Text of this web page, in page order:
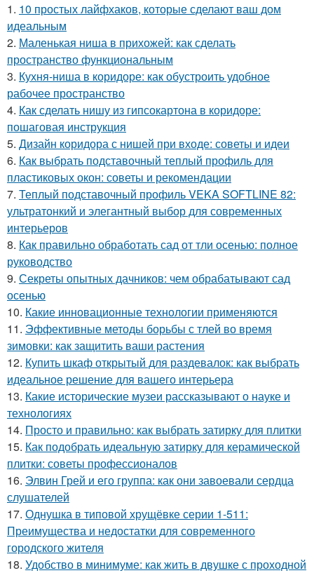
1. 10 простых лайфхаков, которые сделают ваш дом
идеальным
2. Маленькая ниша в прихожей: как сделать
пространство функциональным
3. Кухня-ниша в коридоре: как обустроить удобное
рабочее пространство
4. Как сделать нишу из гипсокартона в коридоре:
пошаговая инструкция
5. Дизайн коридора с нишей при входе: советы и идеи
6. Как выбрать подставочный теплый профиль для
пластиковых окон: советы и рекомендации
7. Теплый подставочный профиль VEKA SOFTLINE 82:
ультратонкий и элегантный выбор для современных
интерьеров
8. Как правильно обработать сад от тли осенью: полное
руководство
9. Секреты опытных дачников: чем обрабатывают сад
осенью
10. Какие инновационные технологии применяются
11. Эффективные методы борьбы с тлей во время
зимовки: как защитить ваши растения
12. Купить шкаф открытый для раздевалок: как выбрать
идеальное решение для вашего интерьера
13. Какие исторические музеи рассказывают о науке и
технологиях
14. Просто и правильно: как выбрать затирку для плитки
15. Как подобрать идеальную затирку для керамической
плитки: советы профессионалов
16. Элвин Грей и его группа: как они завоевали сердца
слушателей
17. Однушка в типовой хрущёвке серии 1-511:
Преимущества и недостатки для современного
городского жителя
18. Удобство в минимуме: как жить в двушке с проходной